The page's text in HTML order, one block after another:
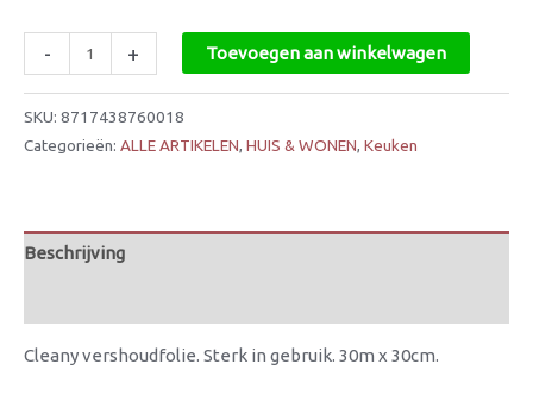
- + Toevoegen aan winkelwagen
SKU: 8717438760018
Categorieën: ALLE ARTIKELEN, HUIS & WONEN, Keuken
Beschrijving
Cleany vershoudfolie. Sterk in gebruik. 30m x 30cm.